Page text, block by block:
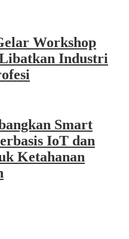
Workshop
Industri
Smart
IoT dan
Ketahanan